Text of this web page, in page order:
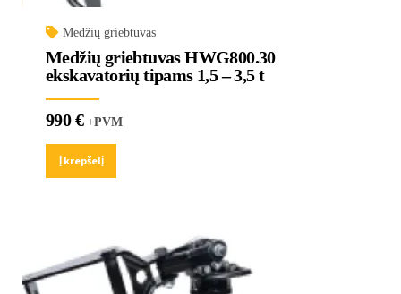
Medžių griebtuvas
Medžių griebtuvas HWG800.30
ekskavatorių tipams 1,5 – 3,5 t
990€+PVM
Į krepšelį